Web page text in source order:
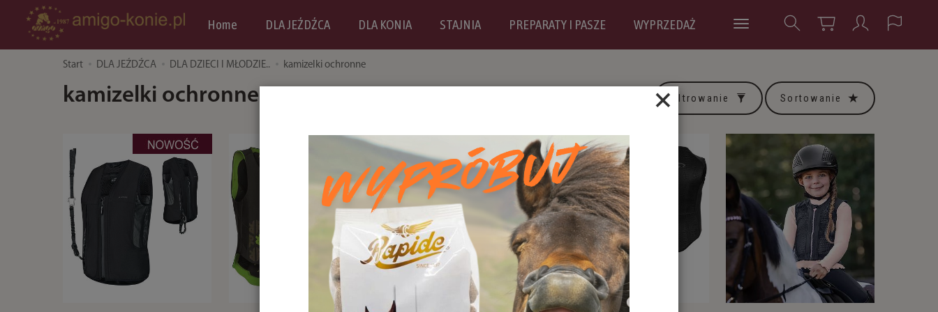
×
Home DLA JEŹDŹCA DLA KONIA STAJNIA PREPARATY I PASZE WYPRZEDAŻ
Start DLA JEŹDŹCA DLA DZIECI I MŁODZIE.. kamizelki ochronne
kamizelki ochronne Filtrowanie Sortowanie